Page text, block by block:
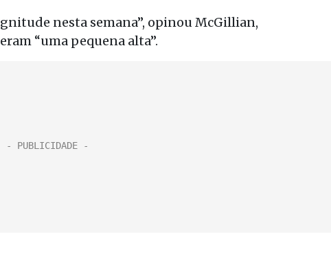
nesta semana”, opinou McGillian,
“uma pequena alta”.